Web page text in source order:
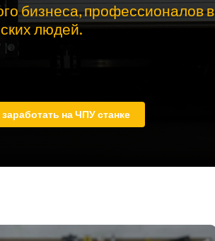
бизнеса, профессионалов в
людей.
заработать на ЧПУ станке